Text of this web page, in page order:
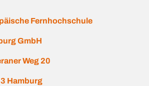
Fernhochschule
GmbH
Weg 20
Hamburg